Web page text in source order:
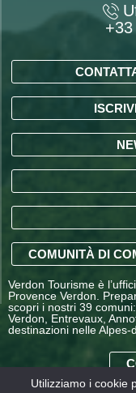
COMUNITÀ DI
Verdon Tourisme è
Provence Verdon.
scopri i nostri 39
Verdon, Entrevaux,
destinazioni nelle Alpes-
Utilizziamo i cookie